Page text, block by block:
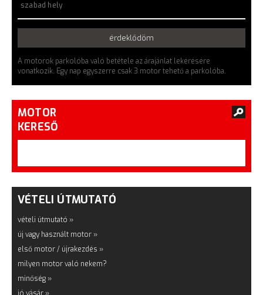
szabad hely
érdeklődöm
A motorok parkolóba való betétele az árajánlat lekérésére
vonatkozik. Egy nap egyszerre csak 3 motor tehető a parkolóba.
MOTOR
KERESŐ
VÉTELI ÚTMUTATÓ
vételi útmutató »
új vagy használt motor »
első motor / újrakezdés »
milyen motor való nekem?
minőség »